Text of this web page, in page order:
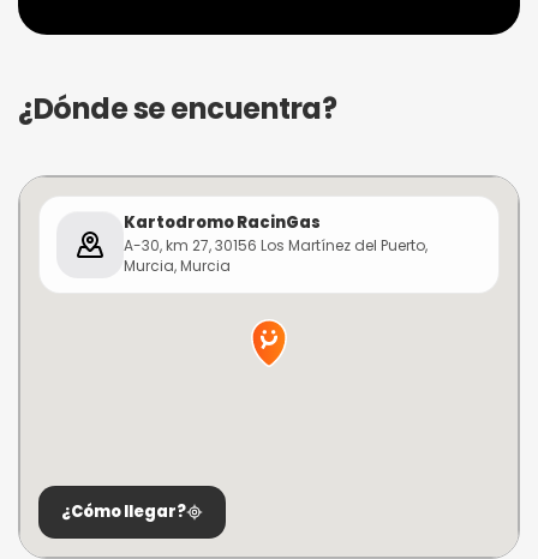
¿Dónde se encuentra?
Kartodromo RacinGas
A-30, km 27, 30156 Los Martínez del Puerto,
Murcia, Murcia
¿Cómo llegar?